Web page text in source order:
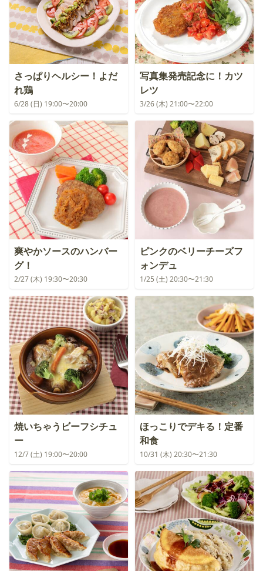
さっぱりヘルシー！よだ
れ鶏
6/28 (日) 19:00〜20:00
写真集発売記念に！カツ
レツ
3/26 (木) 21:00〜22:00
爽やかソースのハンバー
グ！
2/27 (木) 19:30〜20:30
ピンクのベリーチーズフ
ォンデュ
1/25 (土) 20:30〜21:30
焼いちゃうビーフシチュ
ー
12/7 (土) 19:00〜20:00
ほっこりでデキる！定番
和食
10/31 (木) 20:30〜21:30